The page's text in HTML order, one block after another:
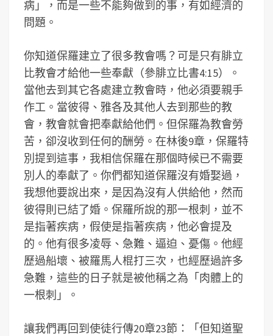
病」，而是一些不能夠做到的事，有如經濟的
問題。
你知道保羅建立了很多教會嗎？可是只有腓立
比教會才給他一些奉獻（參腓立比書4:15）。
當他去到其它各處建立教會時，他必須要親手
作工。當彼得、雅各及其他人去到那些的教
會，教會就會把奉獻給他們。但保羅為教會勞
苦，卻沒收到任何的酬勞。在林後9章，保羅特
別提到這事，我相信保羅在那個時候已不需要
別人的奉獻了。你們都知道保羅沒有婚娶過，
我想他要說出來，是因為沒有人供給他，然而
彼得則已結了婚。保羅所說的那一根刺，並不
是指著疾病，假使是指著疾病，他必會提及
的。他有很多凌辱、急難、逼迫、憂傷。他經
歷過船壞、被羅馬人棍打三次，也經歷過許多
急難，這些的日子就是被他稱之為「肉體上的
一根刺」。
讓我們再回到使徒行傳20章23節：「但知道聖